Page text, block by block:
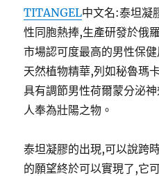
TITANGEL中文名:泰坦凝
性同胞熱捧,生產研發於俄
市場認可度最高的男性保
天然植物精華,列如秘魯瑪
具有調節男性荷爾蒙分泌
人奉為壯陽之物。
泰坦凝膠的出現,可以說跨
的願望終於可以實現了,它